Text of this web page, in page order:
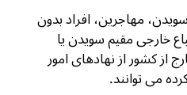
مهاجرین، افراد بدون
خارجی مقیم سویدن یا
از کشور از نهادهای امور
می توانند.